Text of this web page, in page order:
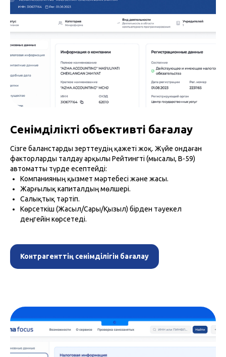
Сенімділікті объективті бағалау
Сізге баланстарды зерттеудің қажеті жоқ. Жүйе ондаған
факторларды талдау арқылы Рейтингті (мысалы, В-59)
автоматты түрде есептейді:
Компанияның қызмет мәртебесі және жасы.
Жарғылық капиталдың мөлшері.
Салықтық тәртіп.
Көрсеткіш (Жасыл/Сары/Қызыл) бірден тәуекел
деңгейін көрсетеді.
Контрагенттің сенімділігін бағалау